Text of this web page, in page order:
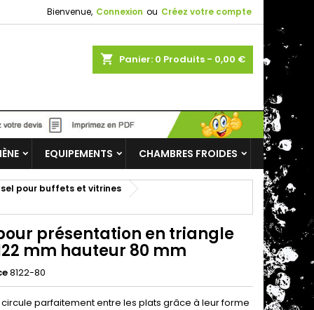
Bienvenue, Connexion ou Créez votre compte
shopping_cart Panier: 0 Produits - 0,00 €
EQUIPEMENTS CHAMBRES FROIDES
pour buffets et vitrines
présentation en triangle
mm hauteur 80 mm
8122-80
circule parfaitement entre les plats grâce à leur forme